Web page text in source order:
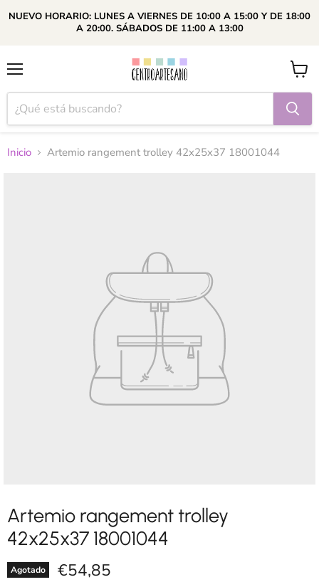
NUEVO HORARIO: LUNES A VIERNES DE 10:00 A 15:00 Y DE 18:00
A 20:00. SÁBADOS DE 11:00 A 13:00
Ver
carrito
Inicio Artemio rangement trolley 42x25x37 18001044
Artemio rangement trolley
42x25x37 18001044
Agotado Precio actual
€54,85